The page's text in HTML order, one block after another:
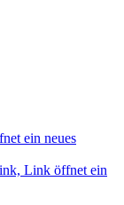
ein neues
Link öffnet ein